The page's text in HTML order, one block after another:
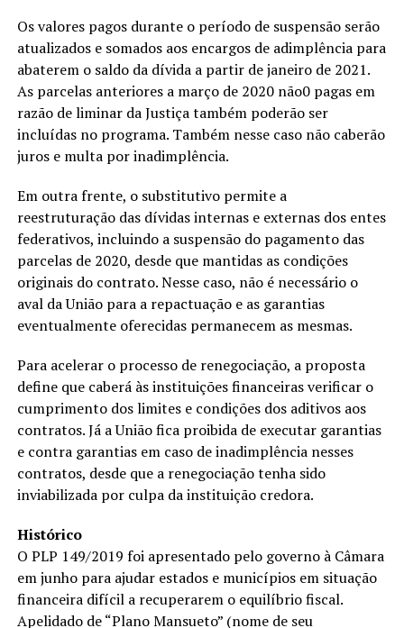
Os valores pagos durante o período de suspensão serão
atualizados e somados aos encargos de adimplência para
abaterem o saldo da dívida a partir de janeiro de 2021.
As parcelas anteriores a março de 2020 não0 pagas em
razão de liminar da Justiça também poderão ser
incluídas no programa. Também nesse caso não caberão
juros e multa por inadimplência.
Em outra frente, o substitutivo permite a
reestruturação das dívidas internas e externas dos entes
federativos, incluindo a suspensão do pagamento das
parcelas de 2020, desde que mantidas as condições
originais do contrato. Nesse caso, não é necessário o
aval da União para a repactuação e as garantias
eventualmente oferecidas permanecem as mesmas.
Para acelerar o processo de renegociação, a proposta
define que caberá às instituições financeiras verificar o
cumprimento dos limites e condições dos aditivos aos
contratos. Já a União fica proibida de executar garantias
e contra garantias em caso de inadimplência nesses
contratos, desde que a renegociação tenha sido
inviabilizada por culpa da instituição credora.
Histórico
O PLP 149/2019 foi apresentado pelo governo à Câmara
em junho para ajudar estados e municípios em situação
financeira difícil a recuperarem o equilíbrio fiscal.
Apelidado de “Plano Mansueto” (nome de seu